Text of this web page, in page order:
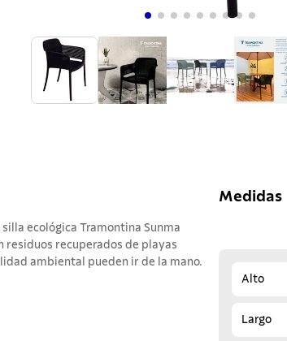
ecológica Tramontina Sunma
residuos recuperados de playas
ambiental pueden ir de la mano.
Medidas
Alto
Largo